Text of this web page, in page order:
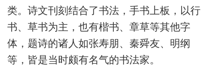
类。诗文刊刻结合了书法，手书上板，以行
书、草书为主，也有楷书、章草等其他字
体，题诗的诸人如张寿朋、秦舜友、明纲
等，皆是当时颇有名气的书法家。